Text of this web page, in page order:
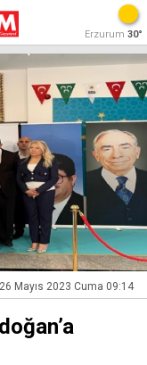
Erzurum 30°
26 Mayıs 2023 Cuma 09:14